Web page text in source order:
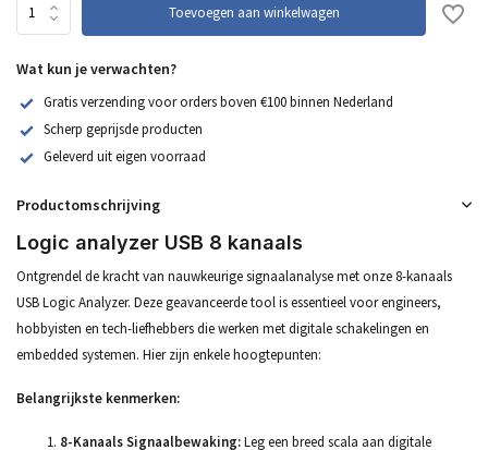
Toevoegen aan winkelwagen
Wat kun je verwachten?
Gratis verzending voor orders boven €100 binnen Nederland
Scherp geprijsde producten
Geleverd uit eigen voorraad
Productomschrijving
Logic analyzer USB 8 kanaals
Ontgrendel de kracht van nauwkeurige signaalanalyse met onze 8-kanaals
USB Logic Analyzer. Deze geavanceerde tool is essentieel voor engineers,
hobbyisten en tech-liefhebbers die werken met digitale schakelingen en
embedded systemen. Hier zijn enkele hoogtepunten:
Belangrijkste kenmerken:
8-Kanaals Signaalbewaking:Leg een breed scala aan digitale